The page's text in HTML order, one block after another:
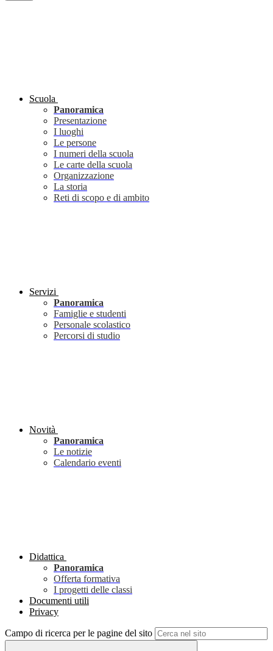
Scuola
Panoramica
Presentazione
I luoghi
Le persone
I numeri della scuola
Le carte della scuola
Organizzazione
La storia
Reti di scopo e di ambito
Servizi
Panoramica
Famiglie e studenti
Personale scolastico
Percorsi di studio
Novità
Panoramica
Le notizie
Calendario eventi
Didattica
Panoramica
Offerta formativa
I progetti delle classi
Documenti utili
Privacy
Campo di ricerca per le pagine del sito